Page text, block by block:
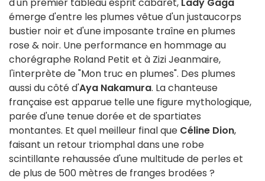
d'un premier tableau esprit cabaret, Lady Gaga
émerge d'entre les plumes vêtue d'un justaucorps
bustier noir et d'une imposante traîne en plumes
rose & noir. Une performance en hommage au
chorégraphe Roland Petit et à Zizi Jeanmaire,
l'interprète de "Mon truc en plumes". Des plumes
aussi du côté d'Aya Nakamura. La chanteuse
française est apparue telle une figure mythologique,
parée d'une tenue dorée et de spartiates
montantes. Et quel meilleur final que Céline Dion,
faisant un retour triomphal dans une robe
scintillante rehaussée d'une multitude de perles et
de plus de 500 mètres de franges brodées ?